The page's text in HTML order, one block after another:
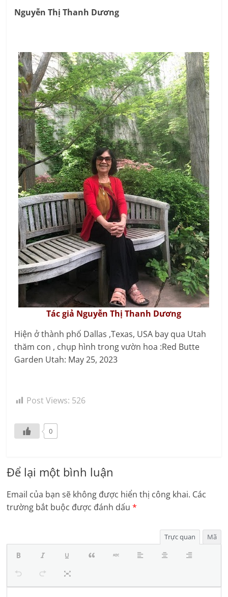
Nguyễn Thị Thanh Dương
Tác giả Nguyễn Thị Thanh Dương
Hiện ở thành phố Dallas ,Texas, USA bay qua Utah
thăm con , chụp hình trong vườn hoa :Red Butte
Garden Utah: May 25, 2023
Post Views: 526
0
Để lại một bình luận
Email của bạn sẽ không được hiển thị công khai. Các
trường bắt buộc được đánh dấu*
Trực quan Mã